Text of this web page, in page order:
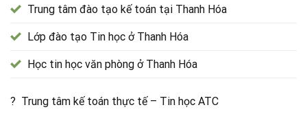
Trung tâm đào tạo kế toán tại Thanh Hóa
Lớp đào tạo Tin học ở Thanh Hóa
Học tin học văn phòng ở Thanh Hóa
? Trung tâm kế toán thực tế – Tin học ATC